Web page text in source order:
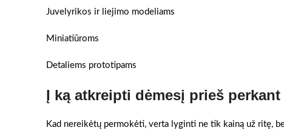
Juvelyrikos ir liejimo modeliams
Miniatiūroms
Detaliems prototipams
Į ką atkreipti dėmesį prieš perkant
Kad nereikėtų permokėti, verta lyginti ne tik kainą už ritę,